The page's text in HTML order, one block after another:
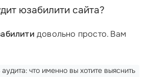
юзабилити сайта?
довольно просто. Вам
что именно вы хотите выяснить